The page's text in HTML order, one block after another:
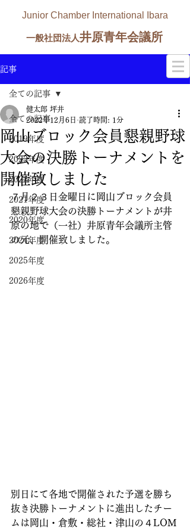
Junior Chamber International Ibara
一般社団法人井原青年会議所
記事
全ての記事
2019年度
2023年度
2022年度
2021年度
2020年度
2024年度
2025年度
2026年度
全ての記事
岡山ブロック会員懇親野球
大会の決勝トーナメントを
開催致しました
健太郎 坪井
2022年12月6日 読了時間: 1分
７月２３日金曜日に岡山ブロック会員
懇親野球大会の決勝トーナメントが井
原の地で（一社）井原青年会議所主管
の元、開催致しました。
別日にて各地で開催された予選を勝ち
抜き決勝トーナメントに進出したチー
ムは岡山・倉敷・総社・津山の４LOM